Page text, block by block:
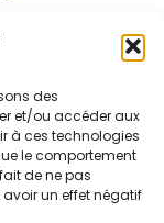
des
et/ou accéder aux
à ces technologies
le comportement
de ne pas
un effet négatif
votre